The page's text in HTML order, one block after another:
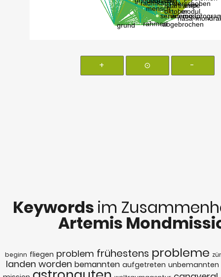
+ ⊙ -
Keywords im
Artemis
beginn fliegen problem frühestens probleme
landen worden bemannten aufgetreten unbemannten